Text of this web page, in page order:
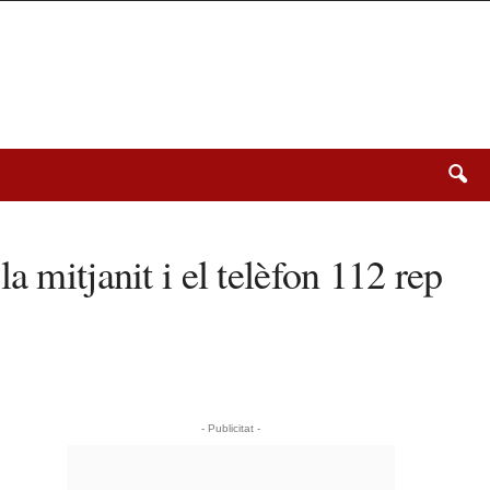
mitjanit i el telèfon 112 rep
- Publicitat -